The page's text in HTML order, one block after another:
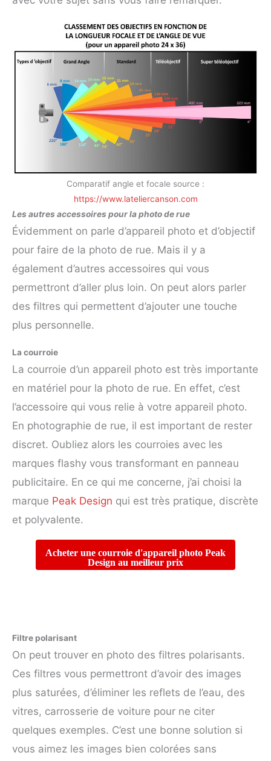
Comparatif angle et focale source :
https://www.lateliercanson.com
Les autres accessoires pour la photo de rue
Évidemment on parle d’appareil photo et d’objectif
pour faire de la photo de rue. Mais il y a
également d’autres accessoires qui vous
permettront d’aller plus loin. On peut alors parler
des filtres qui permettent d’ajouter une touche
plus personnelle.
La courroie
La courroie d’un appareil photo est très importante
en matériel pour la photo de rue. En effet, c’est
l’accessoire qui vous relie à votre appareil photo.
En photographie de rue, il est important de rester
discret. Oubliez alors les courroies avec les
marques flashy vous transformant en panneau
publicitaire. En ce qui me concerne, j’ai choisi la
marque Peak Design qui est très pratique, discrète
et polyvalente.
Acheter une courroie d'appareil photo Peak
Design au meilleur prix
Filtre polarisant
On peut trouver en photo des filtres polarisants.
Ces filtres vous permettront d’avoir des images
plus saturées, d’éliminer les reflets de l’eau, des
vitres, carrosserie de voiture pour ne citer
quelques exemples. C’est une bonne solution si
vous aimez les images bien colorées sans